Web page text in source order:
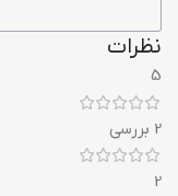
نظرات
5
2 بررسی
2